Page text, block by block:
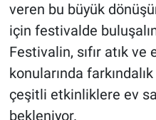
veren bu büyük
için festivalde
Festivalin, sıfır atık
konularında
çeşitli etkinliklere ev
bekleniyor.